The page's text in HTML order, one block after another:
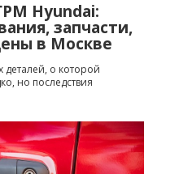
Hyundai:
запчасти,
в Москве
о которой
но последствия